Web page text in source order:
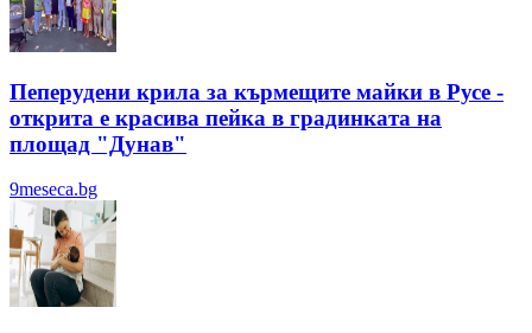
Пеперудени крила за кърмещите майки в Русе -
открита е красива пейка в градинката на
площад "Дунав"
9meseca.bg